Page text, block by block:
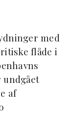
med
flåde i
undgået
af